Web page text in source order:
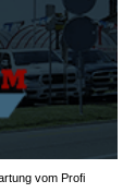
vom Profi